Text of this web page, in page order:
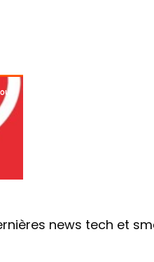
news tech et